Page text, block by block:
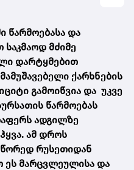
წარმოებასა და
მძიმე
დარტყმებით
ქარხნების
გამოიწვია და უკვე
წარმოებას
ადგილზე
ამ დროს
რუსეთიდან
ეს მარცვლეულისა და